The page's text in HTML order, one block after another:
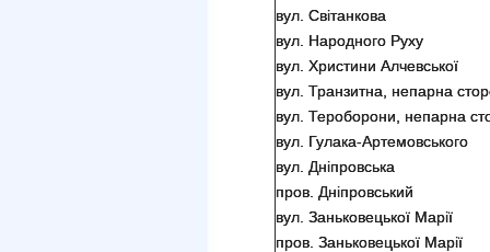
вул. Світанкова
вул. Народного Руху
вул. Христини Алчевської
вул. Транзитна, непарна
вул. Тероборони, непарна
вул. Гулака-Артемовського
вул. Дніпровська
пров. Дніпровський
вул. Заньковецької Марії
пров. Заньковецької Марії